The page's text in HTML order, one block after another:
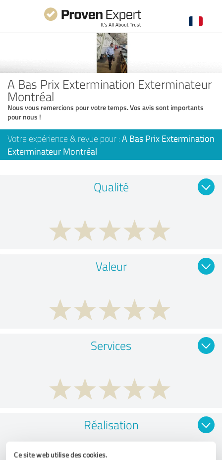
Ce site web utilise des cookies.
A Bas Prix Extermination Exterminateur
Montréal
Nous vous remercions pour votre temps. Vos avis sont importants
pour nous !
Votre expérience & revue pour : A Bas Prix Extermination
Exterminateur Montréal
Qualité
Valeur
Services
Réalisation